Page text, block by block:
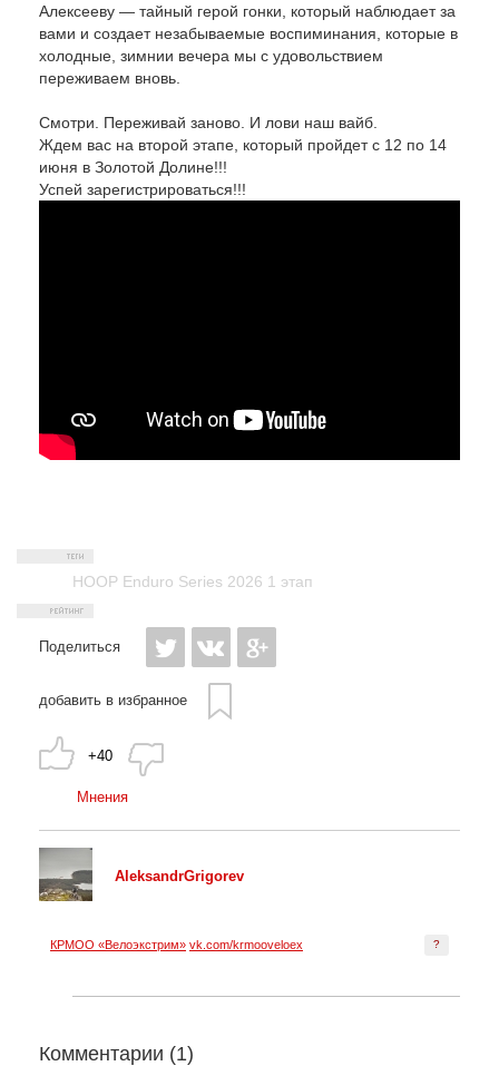
Алексееву — тайный герой гонки, который наблюдает за
вами и создает незабываемые воспиминания, которые в
холодные, зимнии вечера мы с удовольствием
переживаем вновь.
Смотри. Переживай заново. И лови наш вайб.
Ждем вас на второй этапе, который пройдет с 12 по 14
июня в Золотой Долине!!!
Успей зарегистрироваться!!!
HOOP Enduro Series 2026 1 этап
Поделиться
добавить в избранное
+40
Мнения
AleksandrGrigorev
?
КРМОО «Велоэкстрим» vk.com/krmooveloex
Комментарии (1)